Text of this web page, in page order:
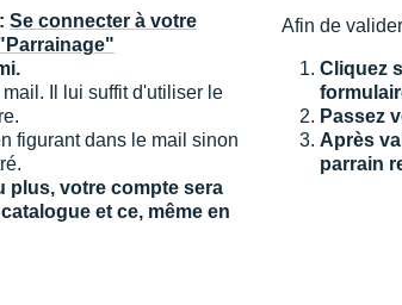
Se connecter à votre
Il lui suffit d'utiliser le
figurant dans le mail sinon
plus, votre compte sera
et ce, même en
Afin de
Cliquez
Passez
Après
parrain